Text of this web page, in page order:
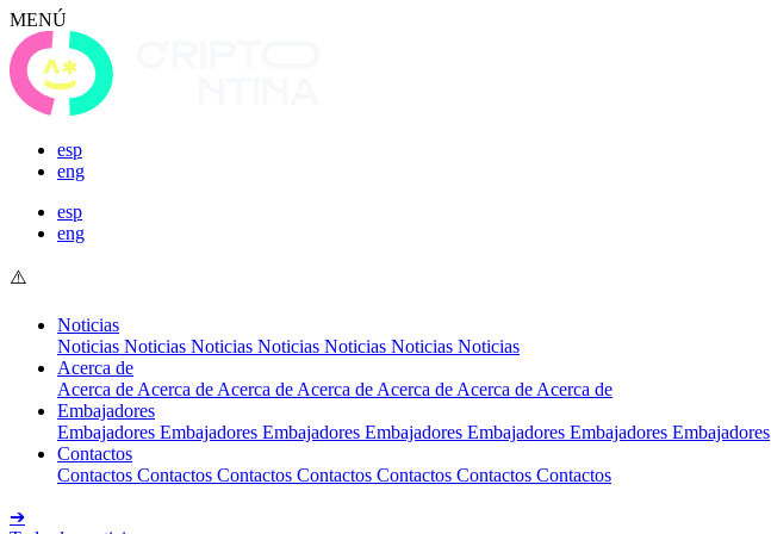
MENÚ
esp
eng
esp
eng
Noticias
Noticias Noticias Noticias Noticias Noticias Noticias Noticias
Acerca de
Acerca de Acerca de Acerca de Acerca de Acerca de Acerca de Acerca de
Embajadores
Embajadores Embajadores Embajadores Embajadores Embajadores Embajadores Embajadores
Contactos
Contactos Contactos Contactos Contactos Contactos Contactos Contactos
➔